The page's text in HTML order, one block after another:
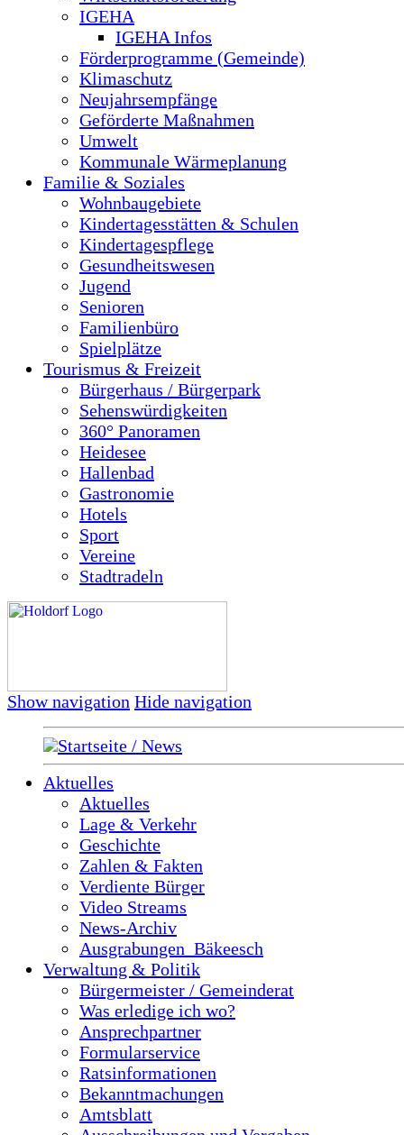
IGEHA
IGEHA Infos
Förderprogramme (Gemeinde)
Klimaschutz
Neujahrsempfänge
Geförderte Maßnahmen
Umwelt
Kommunale Wärmeplanung
Familie & Soziales
Wohnbaugebiete
Kindertagesstätten & Schulen
Kindertagespflege
Gesundheitswesen
Jugend
Senioren
Familienbüro
Spielplätze
Tourismus & Freizeit
Bürgerhaus / Bürgerpark
Sehenswürdigkeiten
360° Panoramen
Heidesee
Hallenbad
Gastronomie
Hotels
Sport
Vereine
Stadtradeln
Show navigation Hide navigation
Startseite / News
Aktuelles
Aktuelles
Lage & Verkehr
Geschichte
Zahlen & Fakten
Verdiente Bürger
Video Streams
News-Archiv
Ausgrabungen_Bäkeesch
Verwaltung & Politik
Bürgermeister / Gemeinderat
Was erledige ich wo?
Ansprechpartner
Formularservice
Ratsinformationen
Bekanntmachungen
Amtsblatt